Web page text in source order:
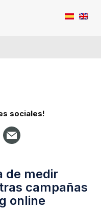
sociales!
de medir
campañas
online